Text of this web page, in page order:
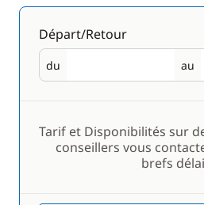
Départ/Retour
du
Départ au
Tarif et Disponibilités sur
conseillers vous
brefs